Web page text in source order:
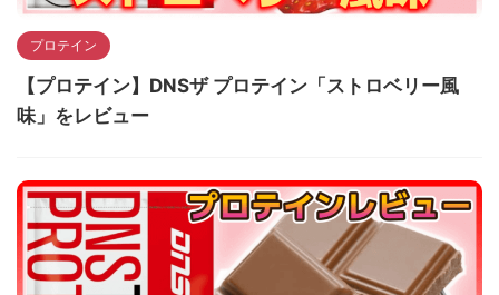
プロテイン
【プロテイン】DNSザ プロテイン「ストロベリー風
味」をレビュー